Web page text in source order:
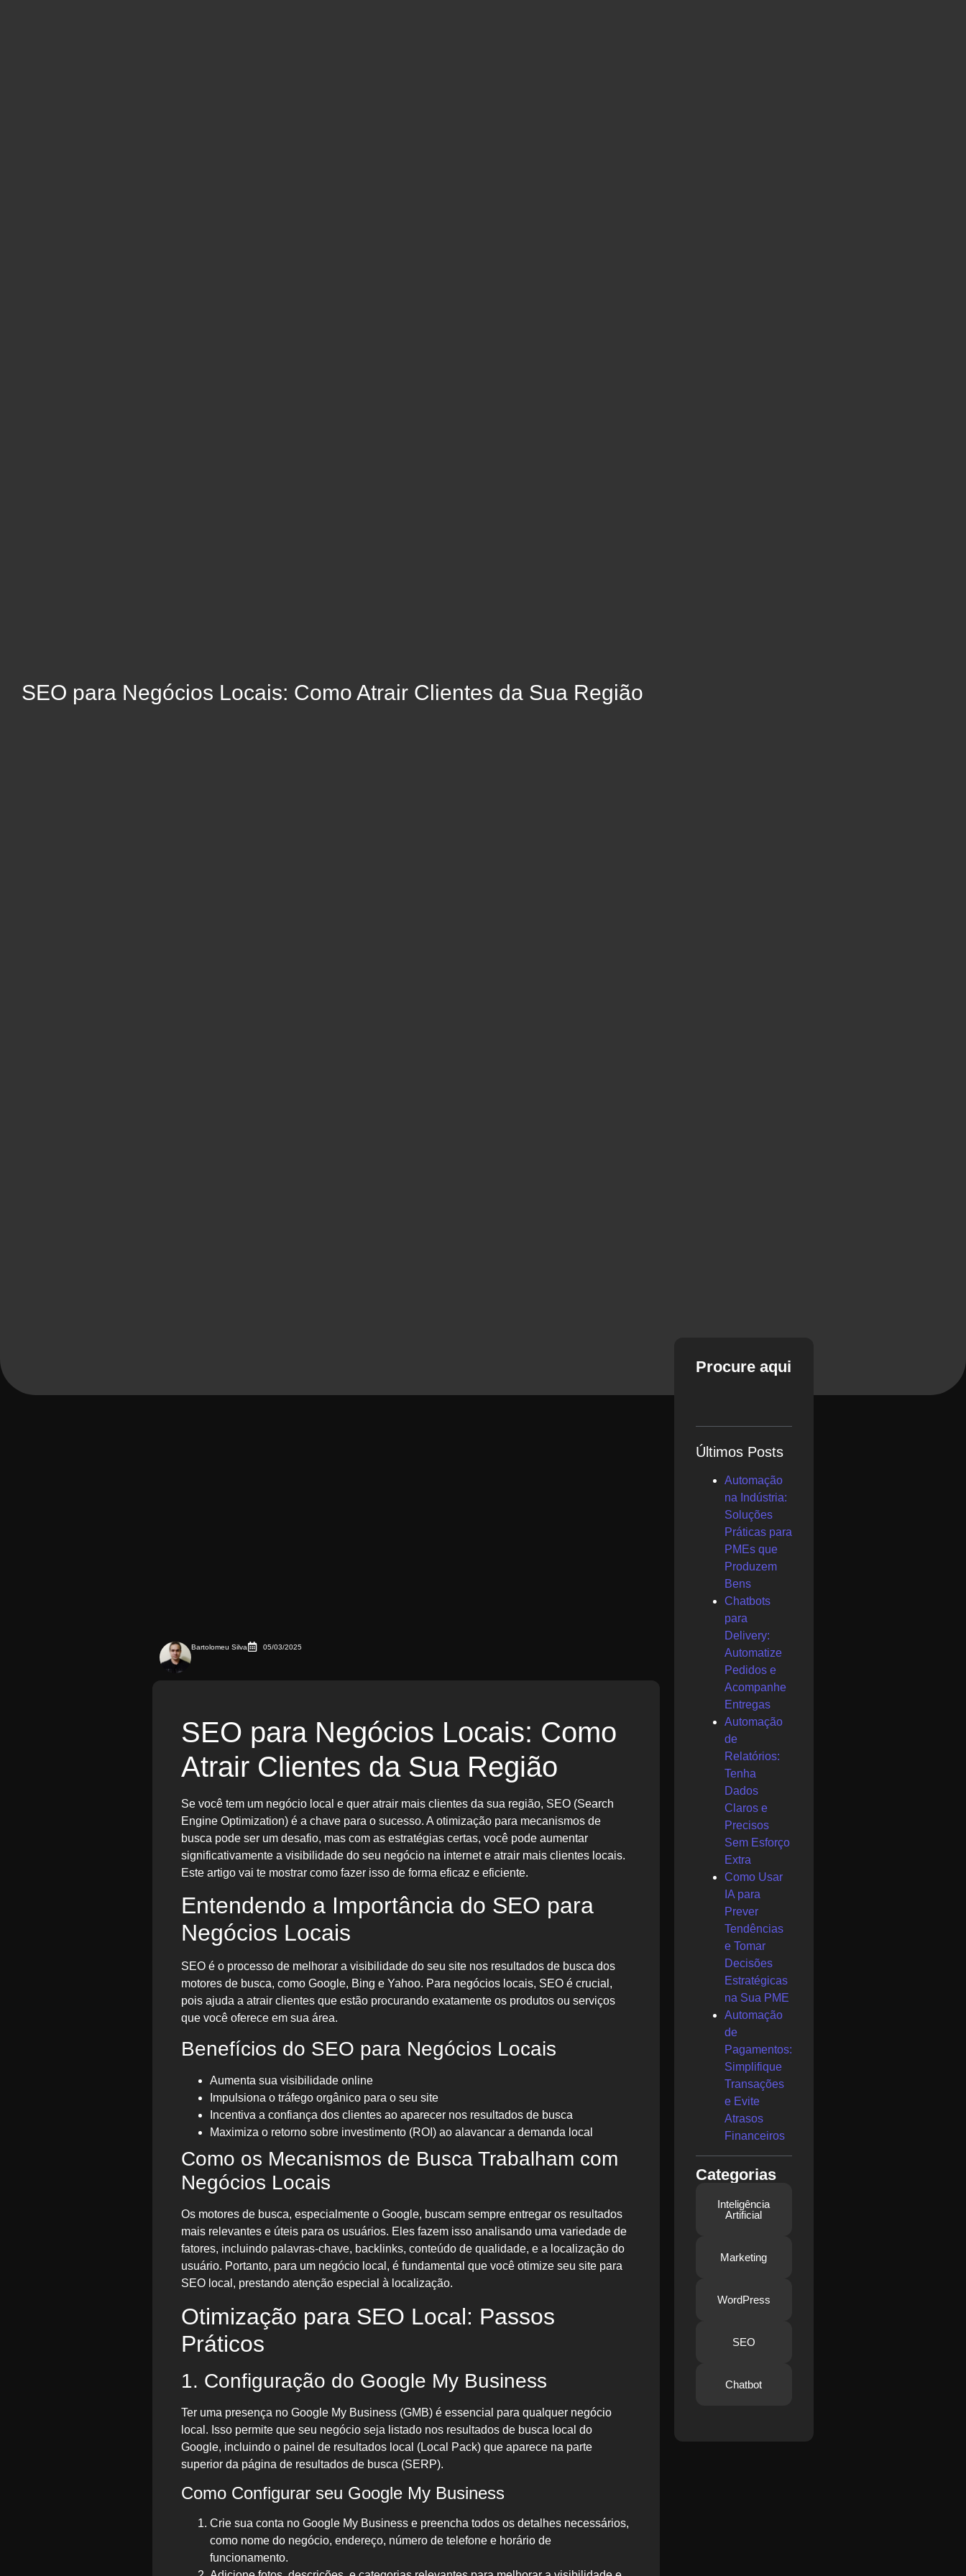
SEO para Negócios Locais: Como Atrair Clientes da Sua Região
Bartolomeu Silva 05/03/2025
SEO para Negócios Locais: Como
Atrair Clientes da Sua Região
Se você tem um negócio local e quer atrair mais clientes da sua região, SEO (Search
Engine Optimization) é a chave para o sucesso. A otimização para mecanismos de
busca pode ser um desafio, mas com as estratégias certas, você pode aumentar
significativamente a visibilidade do seu negócio na internet e atrair mais clientes locais.
Este artigo vai te mostrar como fazer isso de forma eficaz e eficiente.
Entendendo a Importância do SEO para
Negócios Locais
SEO é o processo de melhorar a visibilidade do seu site nos resultados de busca dos
motores de busca, como Google, Bing e Yahoo. Para negócios locais, SEO é crucial,
pois ajuda a atrair clientes que estão procurando exatamente os produtos ou serviços
que você oferece em sua área.
Benefícios do SEO para Negócios Locais
Aumenta sua visibilidade online
Impulsiona o tráfego orgânico para o seu site
Incentiva a confiança dos clientes ao aparecer nos resultados de busca
Maximiza o retorno sobre investimento (ROI) ao alavancar a demanda local
Como os Mecanismos de Busca Trabalham com
Negócios Locais
Os motores de busca, especialmente o Google, buscam sempre entregar os resultados
mais relevantes e úteis para os usuários. Eles fazem isso analisando uma variedade de
fatores, incluindo palavras-chave, backlinks, conteúdo de qualidade, e a localização do
usuário. Portanto, para um negócio local, é fundamental que você otimize seu site para
SEO local, prestando atenção especial à localização.
Otimização para SEO Local: Passos
Práticos
1. Configuração do Google My Business
Ter uma presença no Google My Business (GMB) é essencial para qualquer negócio
local. Isso permite que seu negócio seja listado nos resultados de busca local do
Google, incluindo o painel de resultados local (Local Pack) que aparece na parte
superior da página de resultados de busca (SERP).
Como Configurar seu Google My Business
Crie sua conta no Google My Business e preencha todos os detalhes necessários,
como nome do negócio, endereço, número de telefone e horário de
funcionamento.
Procure aqui
Últimos Posts
Automação
na Indústria:
Soluções
Práticas para
PMEs que
Produzem
Bens
Chatbots
para
Delivery:
Automatize
Pedidos e
Acompanhe
Entregas
Automação
de
Relatórios:
Tenha
Dados
Claros e
Precisos
Sem Esforço
Extra
Como Usar
IA para
Prever
Tendências
e Tomar
Decisões
Estratégicas
na Sua PME
Automação
de
Pagamentos:
Simplifique
Transações
e Evite
Atrasos
Financeiros
Categorias
Inteligência
Artificial
Marketing
WordPress
SEO
Chatbot